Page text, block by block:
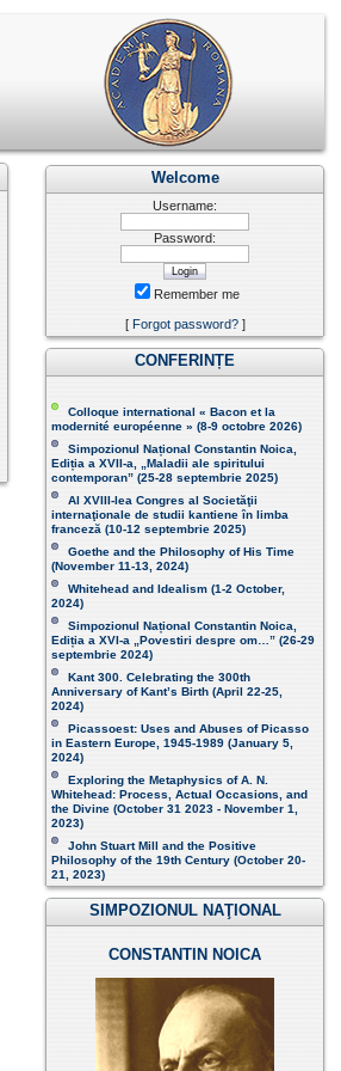
Welcome
Username:
Password:
Remember me
[ Forgot password?]
CONFERINȚE
Colloque international « Bacon et la
modernité européenne » (8-9 octobre 2026 )
Simpozionul Național Constantin Noica,
Ediția a XVII-a, „Maladii ale spiritului
contemporan ” (25-28 septembrie 2025 )
Al XVIII-lea Congres al Societăţii
internaţionale de studii kantiene în limba
franceză (10-12 septembrie 2025)
Goethe and the Philosophy of His Time
(November 11-13, 2024 )
Whitehead and Idealism (1-2 October,
2024)
Simpozionul Național Constantin Noica,
Ediția a XVI-a „Povestiri despre om…” (26-29
septembrie 2024)
Kant 300. Celebrating the 300th
Anniversary of Kant’s Birth (April 22-25,
2024)
Picassoest: Uses and Abuses of Picasso
in Eastern Europe, 1945-1989 (January 5,
2024)
Exploring the Metaphysics of A. N.
Whitehead: Process, Actual Occasions, and
the Divine (October 31 2023 - November 1,
2023)
John Stuart Mill and the Positive
Philosophy of the 19th Century (October 20-
21, 2023 )
SIMPOZIONUL NAŢIONAL
CONSTANTIN NOICA